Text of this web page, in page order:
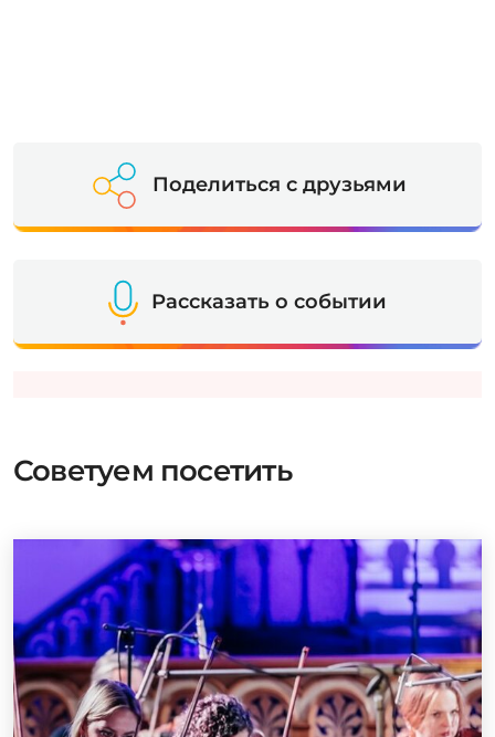
Поделиться с друзьями
Рассказать о событии
Советуем посетить